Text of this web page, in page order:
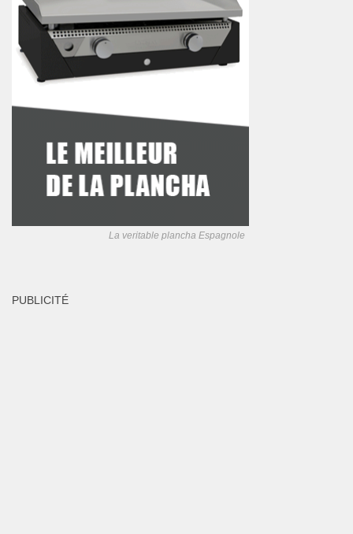
La veritable plancha Espagnole
PUBLICITÉ